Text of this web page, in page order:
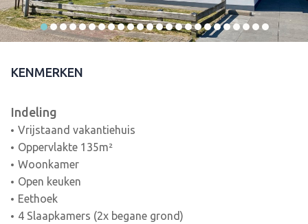
KENMERKEN
Indeling
Vrijstaand vakantiehuis
Oppervlakte 135m²
Woonkamer
Open keuken
Eethoek
4 Slaapkamers (2x begane grond)